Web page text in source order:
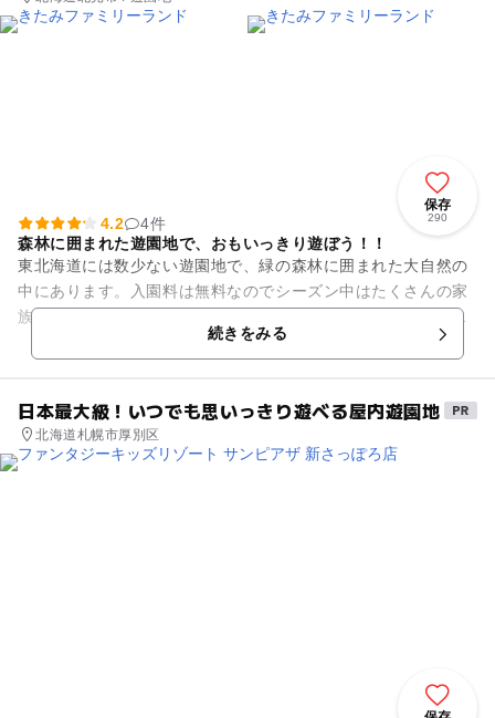
保存
290
4.2
4件
森林に囲まれた遊園地で、おもいっきり遊ぼう！！
東北海道には数少ない遊園地で、緑の森林に囲まれた大自然の
中にあります。入園料は無料なのでシーズン中はたくさんの家
族連れが訪れ、家族揃って夢中で楽しむことができます。遊具
も豊富で一日中アウトドアレ...続きをみる
日本最大級！いつでも思いっきり遊べる屋内遊園地
北海道札幌市厚別区